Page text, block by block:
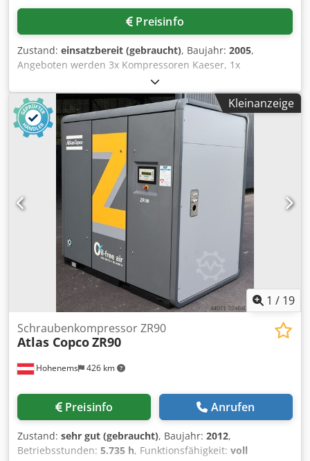
Außerdem sind wir mit 800 Gebrauchtfahrzeugen einer
der größten Nutzfahrzeughändler in Deutschland.
JW10GC = Weitere Informationen = Verwendungszweck:
Bauwesen Leergewicht: 336 kg Wenden Sie sich an Marius
Herden, um weitere Informationen zu erhalten.
Preisinfo
Zustand: einsatzbereit (gebraucht), Baujahr: 2005,
Angeboten werden 3x Kompressoren Kaeser, 1x
Kompressor Gieb, 1x Kompressor Atlas Copco und ein
Druckbehälter Maschinen- und Behälterbau. 1)
Kompressor Gieb, 750/250-11, Baujahr: 2005, max.
Betriebsdruck: 11bar, Ansaugleistung: 750l/min,
Leistungsbedarf: 4,0kW. 2) 3x Kompressoren Kaeser EPC
630-150, Baujahr: 1995, max. Betriebsdruck: 10bar,
Hubvolumenstrom: 630l/min, Motorleistung: 3,0kW. 3)
Kompressor Atlas Copco LT mit Schallhaube,
Betriebsdruck: 15bar. 6) Druckbehälter Maschinen- und
Behälterbau, Volumen: 350l, Baujahr: 1997, max.
Betriebsdruck: 16bar, Temperaturbereich: -10°C bis +50°C.
Eine Besichtigung vor Ort ist möglich. Chsdpfx Akjzmh
Kleinanzeige
1 / 19
Hohenems 426 km
Schraubenkompressor ZR90
Atlas CopcoZR90
Preisinfo Anrufen
Zustand: sehr gut (gebraucht), Baujahr: 2012,
Betriebsstunden: 5.735 h, Funktionsfähigkeit: voll